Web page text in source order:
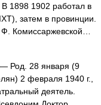
1898 1902 работал в
затем в провинции.
Комиссаржевской…
— Род. 28 января (9
2 февраля 1940 г.,
деятель.